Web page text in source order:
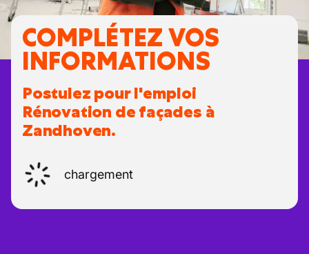
COMPLÉTEZ VOS
INFORMATIONS
Postulez pour l'emploi
Rénovation de façades à
Zandhoven.
chargement